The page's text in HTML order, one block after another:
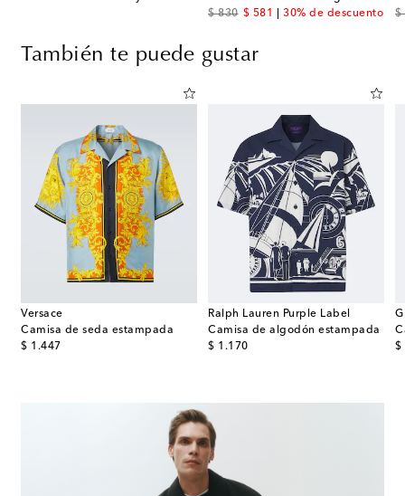
$ 830
original price
$ 581
discount price30% de descuento
$
También te puede gustar
Versace
Camisa de seda estampada
$ 1.447
original price
Ralph Lauren Purple Label
Camisa de algodón estampada
$ 1.170
original price
$